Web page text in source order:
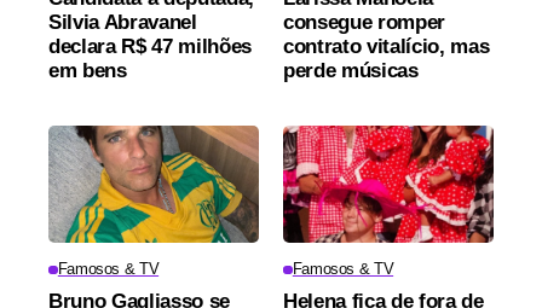
Silvia Abravanel
declara R$ 47 milhões
em bens
consegue romper
contrato vitalício, mas
perde músicas
Famosos & TV
Bruno Gagliasso se
Famosos & TV
Helena fica de fora de